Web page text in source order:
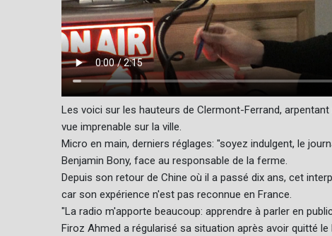
Les voici sur les hauteurs de Clermont-Ferrand,
vue imprenable sur la ville.
Micro en main, derniers réglages: "soyez indulgent, le
Benjamin Bony, face au responsable de la ferme.
Depuis son retour de Chine où il a passé dix ans, cet
car son expérience n'est pas reconnue en France.
"La radio m'apporte beaucoup: apprendre à parler en
Firoz Ahmed a régularisé sa situation après avoir quitté